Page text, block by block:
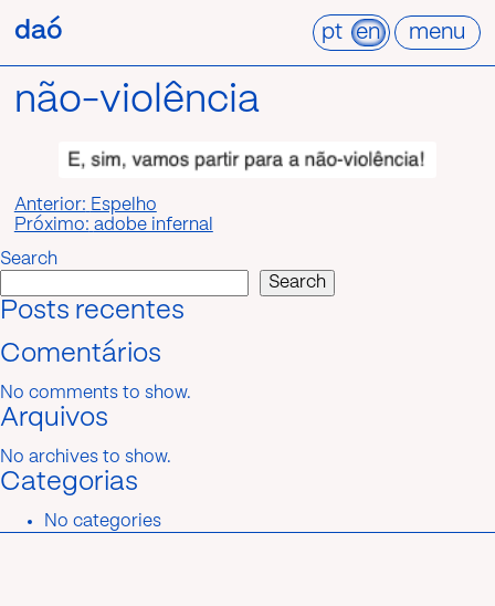
para
conteúdo
daó pt en menu
daó
não-violência
Post
navigation
Anterior: Espelho
Próximo: adobe infernal
Search
Search
Posts recentes
Comentários
No comments to show.
Arquivos
No archives to show.
Categorias
No categories